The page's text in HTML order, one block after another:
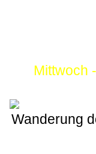
Mittwoch
Wanderung